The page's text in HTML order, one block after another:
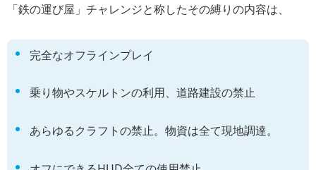
「鉄の運び屋」チャレンジと称したその縛りの内容は、
完全なオフラインプレイ
乗り物やスケルトンの利用、道路建設の禁止
あらゆるクラフトの禁止。物資は全て現地調達。